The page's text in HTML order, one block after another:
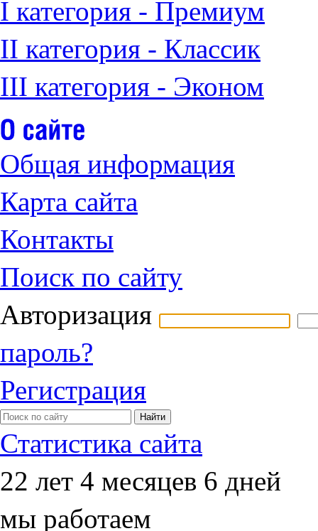
I категория - Премиум
II категория - Классик
III категория - Эконом
Общая информация
Карта сайта
Контакты
Поиск по сайту
Авторизация
пароль?
Регистрация
Статистика сайта
22 лет 4 месяцев 6 дней
мы работаем